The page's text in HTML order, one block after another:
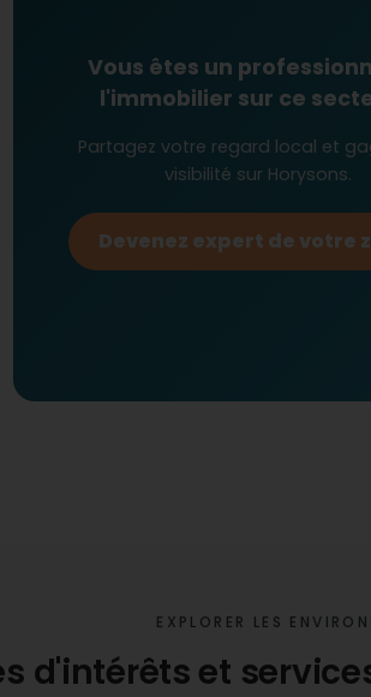
Vous êtes un
l'immobilier sur ce
Partagez votre regard local et
visibilité sur Horysons.
Devenez expert de votre
EXPLORER LES
d'intérêts et